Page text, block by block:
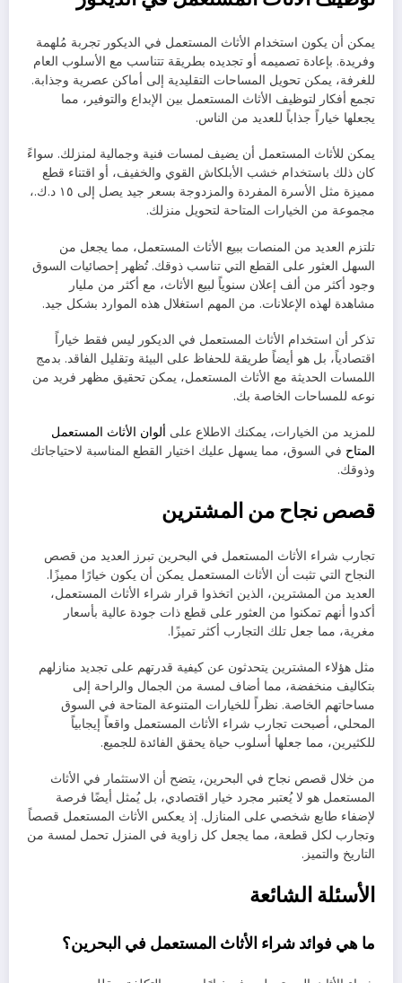
يمكن أن يكون استخدام الأثاث المستعمل في الديكور تجربة مُلهمة
وفريدة. بإعادة تصميمه أو تجديده بطريقة تتناسب مع الأسلوب العام
للغرفة، يمكن تحويل المساحات التقليدية إلى أماكن عصرية وجذابة.
تجمع أفكار لتوظيف الأثاث المستعمل بين الإبداع والتوفير، مما
يجعلها خياراً جذاباً للعديد من الناس.
يمكن للأثاث المستعمل أن يضيف لمسات فنية وجمالية لمنزلك. سواءً
كان ذلك باستخدام خشب الأبلكاش القوي والخفيف، أو اقتناء قطع
مميزة مثل الأسرة المفردة والمزدوجة بسعر جيد يصل إلى ١٥ د.ك.،
مجموعة من الخيارات المتاحة لتحويل منزلك.
تلتزم العديد من المنصات ببيع الأثاث المستعمل، مما يجعل من
السهل العثور على القطع التي تناسب ذوقك. تُظهر إحصائيات السوق
وجود أكثر من ألف إعلان سنوياً لبيع الأثاث، مع أكثر من مليار
مشاهدة لهذه الإعلانات. من المهم استغلال هذه الموارد بشكل جيد.
تذكر أن استخدام الأثاث المستعمل في الديكور ليس فقط خياراً
اقتصادياً، بل هو أيضاً طريقة للحفاظ على البيئة وتقليل الفاقد. بدمج
اللمسات الحديثة مع الأثاث المستعمل، يمكن تحقيق مظهر فريد من
نوعه للمساحات الخاصة بك.
للمزيد من الخيارات، يمكنك الاطلاع على ألوان الأثاث المستعمل
المتاح في السوق، مما يسهل عليك اختيار القطع المناسبة لاحتياجاتك
وذوقك.
قصص نجاح من المشترين
تجارب شراء الأثاث المستعمل في البحرين تبرز العديد من قصص
النجاح التي تثبت أن الأثاث المستعمل يمكن أن يكون خيارًا مميزًا.
العديد من المشترين، الذين اتخذوا قرار شراء الأثاث المستعمل،
أكدوا أنهم تمكنوا من العثور على قطع ذات جودة عالية بأسعار
مغرية، مما جعل تلك التجارب أكثر تميزًا.
مثل هؤلاء المشترين يتحدثون عن كيفية قدرتهم على تجديد منازلهم
بتكاليف منخفضة، مما أضاف لمسة من الجمال والراحة إلى
مساحاتهم الخاصة. نظراً للخيارات المتنوعة المتاحة في السوق
المحلي، أصبحت تجارب شراء الأثاث المستعمل واقعاً إيجابياً
للكثيرين، مما جعلها أسلوب حياة يحقق الفائدة للجميع.
من خلال قصص نجاح في البحرين، يتضح أن الاستثمار في الأثاث
المستعمل هو لا يُعتبر مجرد خيار اقتصادي، بل يُمثل أيضًا فرصة
لإضفاء طابع شخصي على المنازل. إذ يعكس الأثاث المستعمل قصصاً
وتجارب لكل قطعة، مما يجعل كل زاوية في المنزل تحمل لمسة من
التاريخ والتميز.
الأسئلة الشائعة
ما هي فوائد شراء الأثاث المستعمل في البحرين؟